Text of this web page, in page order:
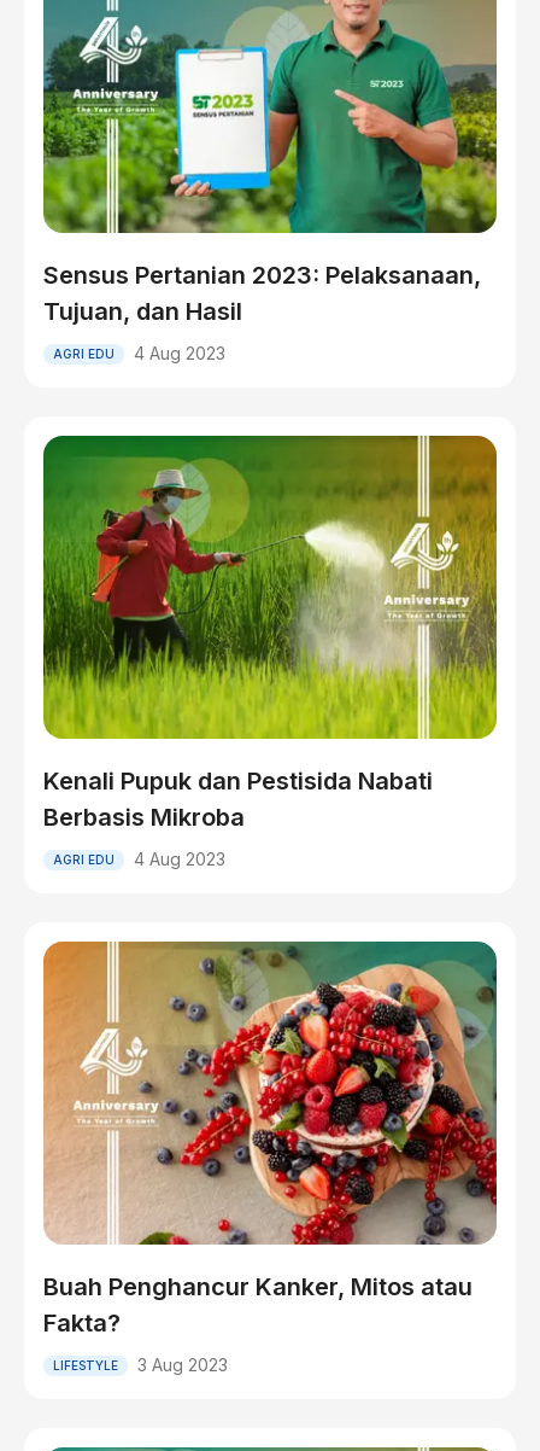
Sensus Pertanian 2023: Pelaksanaan,
Tujuan, dan Hasil
AGRI EDU 4 Aug 2023
Kenali Pupuk dan Pestisida Nabati
Berbasis Mikroba
AGRI EDU 4 Aug 2023
Buah Penghancur Kanker, Mitos atau
Fakta?
LIFESTYLE 3 Aug 2023